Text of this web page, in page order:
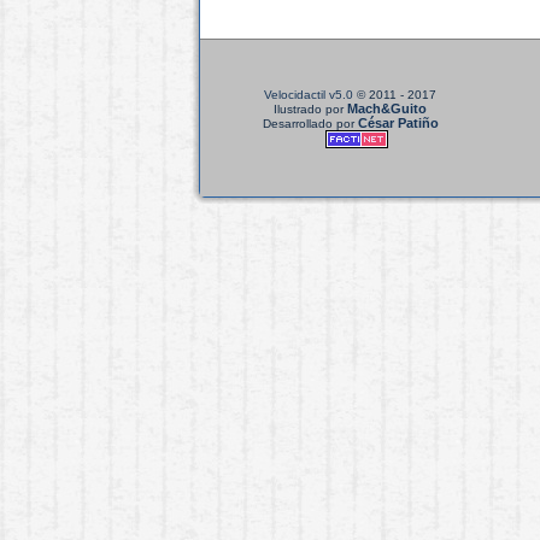
Velocidactil v5.0 © 2011 - 2017
Ilustrado porMach&Guito
Desarrollado porCésar Patiño